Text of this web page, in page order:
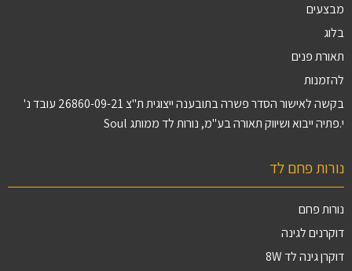
מבצעים
בלוג
תאורת פנים
להזמנות
בקשה לאישור הסדר פשרה בתובענה ייצוגית ת"צ 26860-09-21 עובד נ'
י.פתיה ייבוא ושיווק תאורה בע"מ, נורות לד ממותג Soul
נורות פחם לד
נורות פחם
דוקרנים לגינה
דוקרן גינה לד 8W